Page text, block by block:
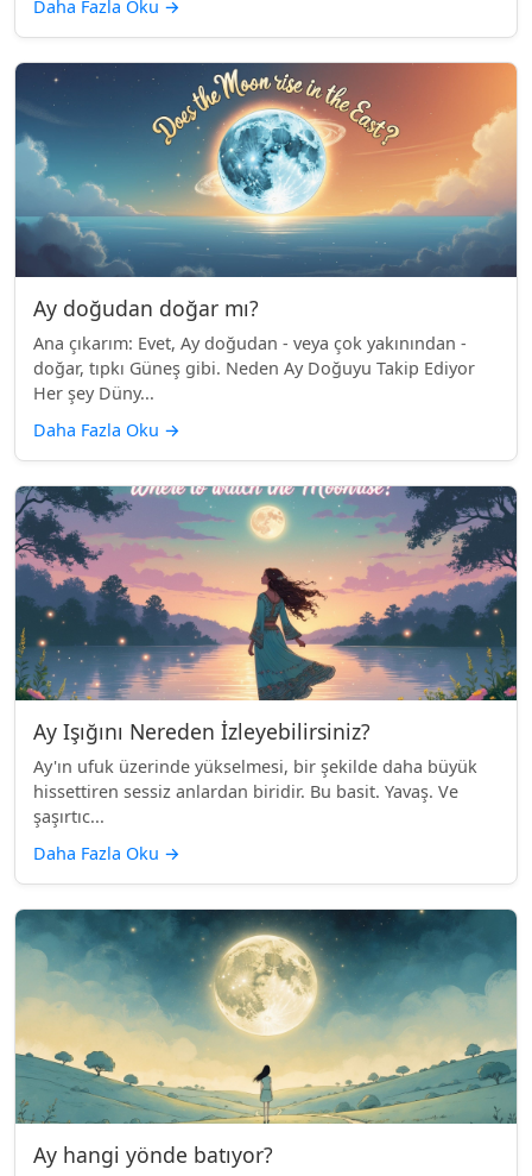
Daha Fazla Oku →
Ay doğudan doğar mı?
Ana çıkarım: Evet, Ay doğudan - veya çok yakınından -
doğar, tıpkı Güneş gibi. Neden Ay Doğuyu Takip Ediyor
Her şey Düny...
Daha Fazla Oku →
Ay Işığını Nereden İzleyebilirsiniz?
Ay'ın ufuk üzerinde yükselmesi, bir şekilde daha büyük
hissettiren sessiz anlardan biridir. Bu basit. Yavaş. Ve
şaşırtıc...
Daha Fazla Oku →
Ay hangi yönde batıyor?